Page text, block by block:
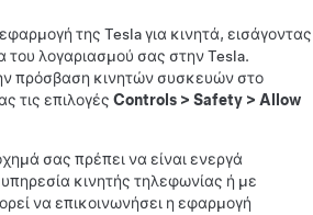
της Tesla για κινητά, εισάγοντας
του λογαριασμού σας στην Tesla.
πρόσβαση κινητών συσκευών στο
τις επιλογές Controls > Safety > Allow
σας πρέπει να είναι ενεργά
κινητής τηλεφωνίας ή με
να επικοινωνήσει η εφαρμογή